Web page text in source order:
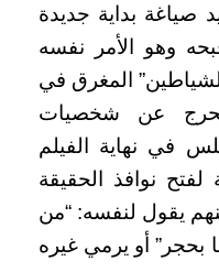
صياغة بداية جديدة
وهو الأمر نفسه
المغرق في
عن شخصيات
في نهاية الفيلم
نوافذ الحقيقة
يقول لنفسه: “من
بحجر” أو يرمي غيره